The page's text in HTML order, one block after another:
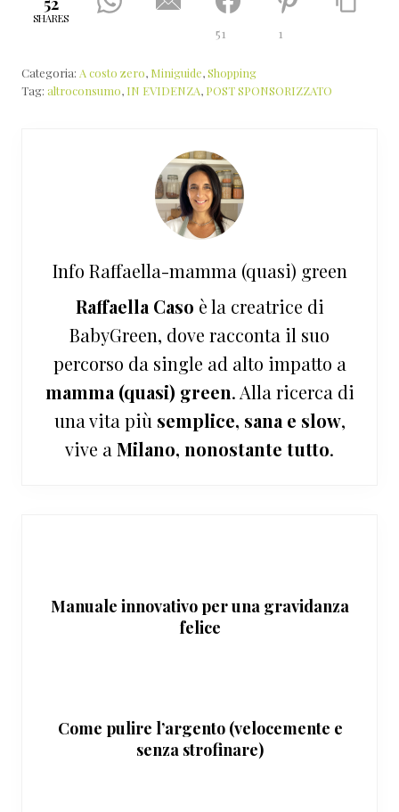
SHARES
51 1
Categoria: A costo zero, Miniguide,Shopping
Tag: altroconsumo, IN EVIDENZA, POST SPONSORIZZATO
Info Raffaella-mamma (quasi) green
Raffaella Caso è la creatrice di
BabyGreen, dove racconta il suo
percorso da single ad alto impatto a
mamma (quasi) green. Alla ricerca di
una vita più semplice, sana e slow,
vive a Milano, nonostante tutto.
Manuale innovativo per una gravidanza
felice
Come pulire l’argento (velocemente e
senza strofinare)